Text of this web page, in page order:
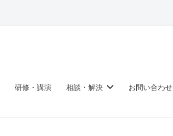
研修・講演 相談・解決 お問い合わせ